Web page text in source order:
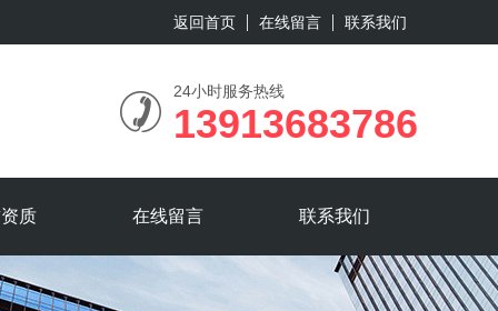
返回首页 在线留言 联系我们
24小时服务热线
13913683786
质 在线留言 联系我们